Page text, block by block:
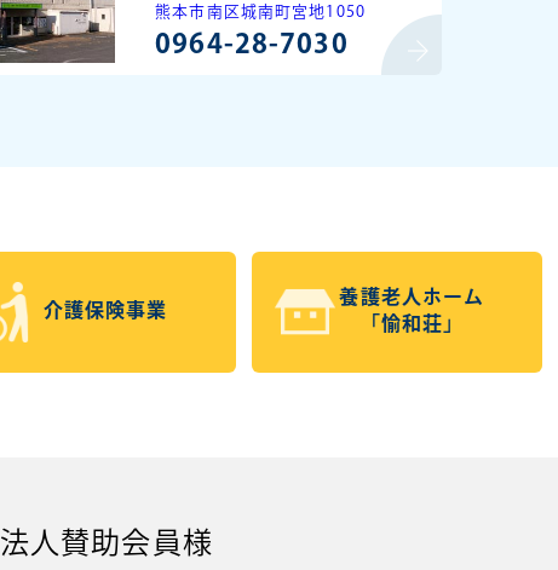
熊本市南区城南町宮地1050
0964-28-7030
介護保険事業
養護老人ホーム
「愉和荘」
法人賛助会員様